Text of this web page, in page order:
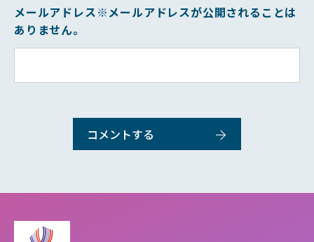
メールアドレス※メールアドレスが公開されることは
ありません。